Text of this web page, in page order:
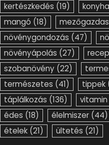
kertészkedés (19) konyha
mangó (18)
növénygondozás (47)
növényápolás (27)
szobanövény (22)
természetes (41) tippek
táplálkozás (136) vitamin
édes (18) élelmiszer (44)
ételek (21) ültetés (21)